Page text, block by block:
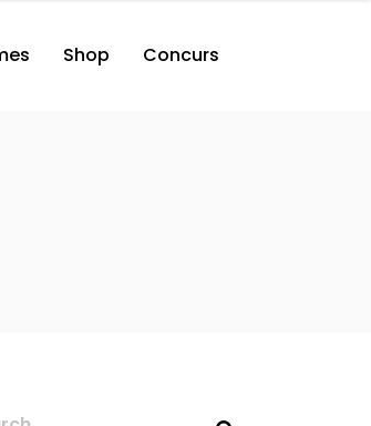
Shop Concurs